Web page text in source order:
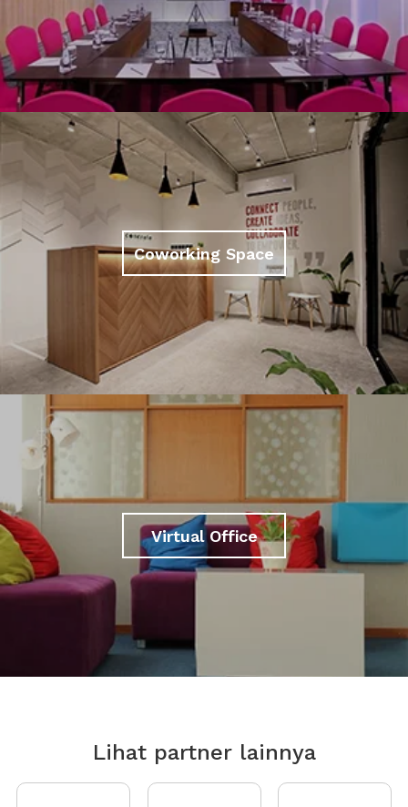
Coworking Space
Virtual Office
Lihat partner lainnya